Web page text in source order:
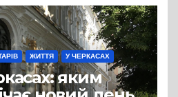
ЖИТТЯ У ЧЕРКАСАХ
яким